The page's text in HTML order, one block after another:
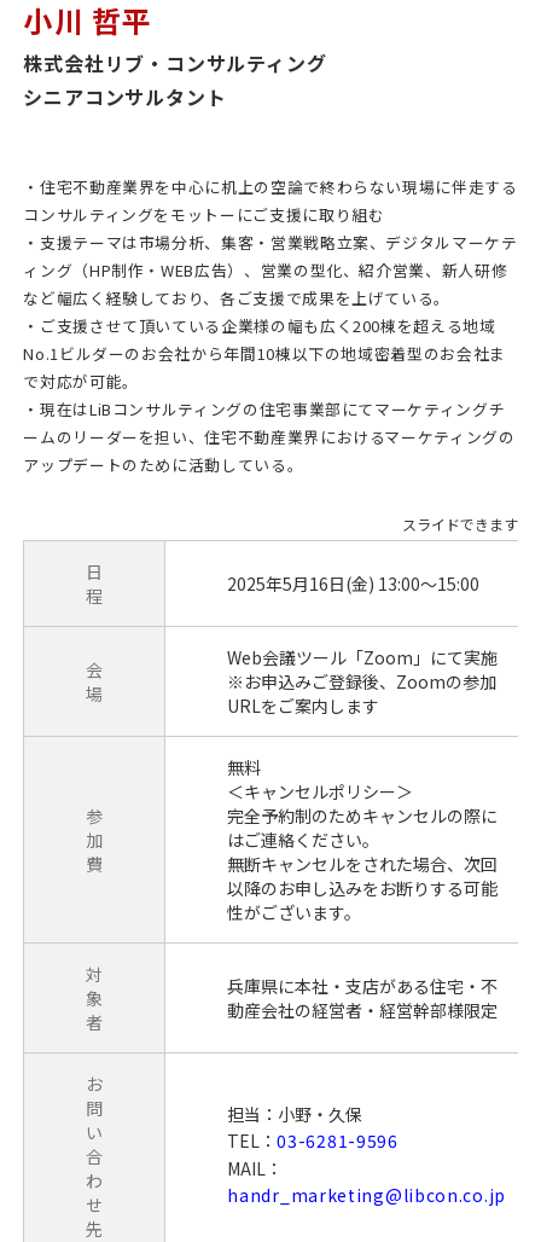
小川 哲平
株式会社リブ・コンサルティング
シニアコンサルタント
・住宅不動産業界を中心に机上の空論で終わらない現場に伴走する
コンサルティングをモットーにご支援に取り組む
・支援テーマは市場分析、集客・営業戦略立案、デジタルマーケテ
ィング（HP制作・WEB広告）、営業の型化、紹介営業、新人研修
など幅広く経験しており、各ご支援で成果を上げている。
・ご支援させて頂いている企業様の幅も広く200棟を超える地域
No.1ビルダーのお会社から年間10棟以下の地域密着型のお会社ま
で対応が可能。
・現在はLiBコンサルティングの住宅事業部にてマーケティングチ
ームのリーダーを担い、住宅不動産業界におけるマーケティングの
アップデートのために活動している。
日
程
2025年5月16日(金) 13:00～15:00
会
場
Web会議ツール「Zoom」にて実施
※お申込みご登録後、Zoomの参加
URLをご案内します
参
加
費
無料
＜キャンセルポリシー＞
完全予約制のためキャンセルの際に
はご連絡ください。
無断キャンセルをされた場合、次回
以降のお申し込みをお断りする可能
性がございます。
対
象
者
兵庫県に本社・支店がある住宅・不
動産会社の経営者・経営幹部様限定
お
問
い
合
わ
せ
先
担当：小野・久保
TEL：03-6281-9596
MAIL：
handr_marketing@libcon.co.jp